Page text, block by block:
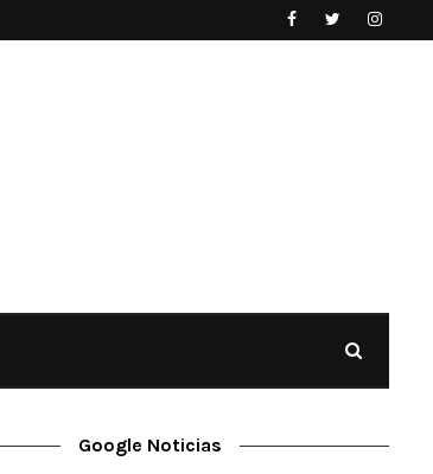
Google Noticias